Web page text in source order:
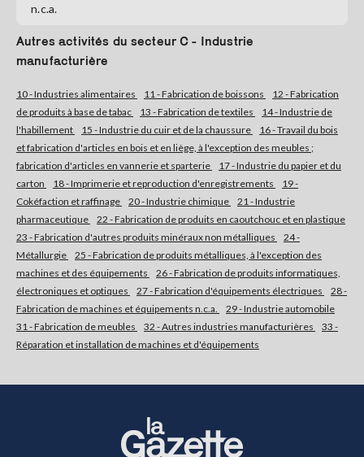
n.c.a.
Autres activités du secteur C - Industrie
manufacturière
10 - Industries alimentaires 11 - Fabrication de boissons
12 - Fabrication
de produits à base de tabac
13 - Fabrication de textiles
14 - Industrie de
l'habillement
15 - Industrie du cuir et de la chaussure
16 - Travail du bois
et fabrication d'articles en bois et en liège, à l'exception des meubles ;
fabrication d'articles en vannerie et sparterie
17 - Industrie du papier et du
carton
18 - Imprimerie et reproduction d'enregistrements
19 -
Cokéfaction et raffinage
20 - Industrie chimique
21 - Industrie
pharmaceutique
22 - Fabrication de produits en caoutchouc et en plastique
23 - Fabrication d'autres produits minéraux non métalliques
24 -
Métallurgie
25 - Fabrication de produits métalliques, à l'exception des
machines et des équipements
26 - Fabrication de produits informatiques,
électroniques et optiques
27 - Fabrication d'équipements électriques
28 -
Fabrication de machines et équipements n.c.a.
29 - Industrie automobile
31 - Fabrication de meubles
32 - Autres industries manufacturières
33 -
Réparation et installation de machines et d'équipements